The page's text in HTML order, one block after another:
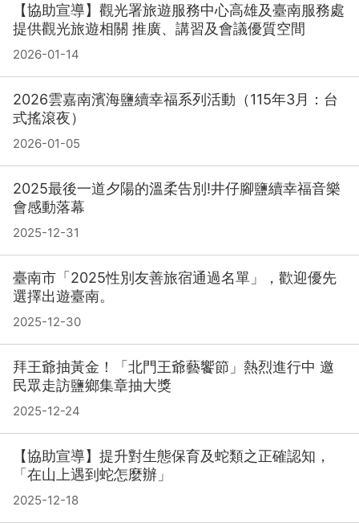
【協助宣導】觀光署旅遊服務中心高雄及臺南服務處
提供觀光旅遊相關 推廣、講習及會議優質空間
2026-01-14
2026雲嘉南濱海鹽續幸福系列活動（115年3月：台
式搖滾夜）
2026-01-05
2025最後一道夕陽的溫柔告別!井仔腳鹽續幸福音樂
會感動落幕
2025-12-31
臺南市「2025性別友善旅宿通過名單」，歡迎優先
選擇出遊臺南。
2025-12-30
拜王爺抽黃金！「北門王爺藝饗節」熱烈進行中 邀
民眾走訪鹽鄉集章抽大獎
2025-12-24
【協助宣導】提升對生態保育及蛇類之正確認知，
「在山上遇到蛇怎麼辦」
2025-12-18